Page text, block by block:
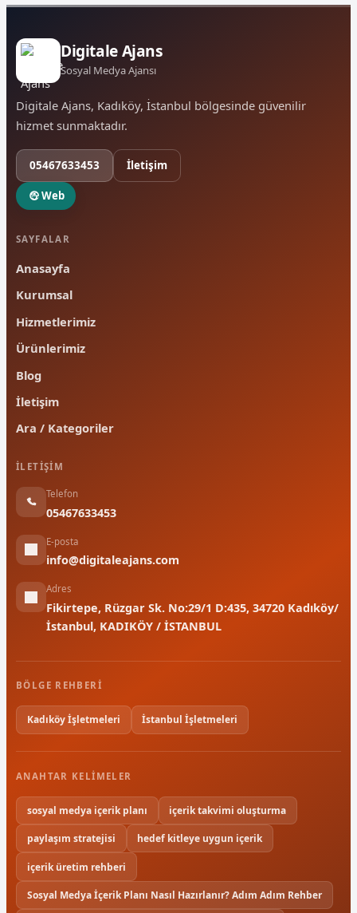
Digitale Ajans
Sosyal Medya Ajansı
Digitale Ajans, Kadıköy, İstanbul bölgesinde güvenilir
hizmet sunmaktadır.
05467633453 İletişim
Web
SAYFALAR
Anasayfa
Kurumsal
Hizmetlerimiz
Ürünlerimiz
Blog
İletişim
Ara / Kategoriler
İLETIŞIM
Telefon
05467633453
E-posta
info@digitaleajans.com
Adres
Fikirtepe, Rüzgar Sk. No:29/1 D:435, 34720 Kadıköy/
İstanbul, KADIKÖY / İSTANBUL
BÖLGE REHBERI
Kadıköy İşletmeleri İstanbul İşletmeleri
ANAHTAR KELIMELER
sosyal medya içerik planı içerik takvimi oluşturma
paylaşım stratejisi hedef kitleye uygun içerik
içerik üretim rehberi
Sosyal Medya İçerik Planı Nasıl Hazırlanır? Adım Adım Rehber